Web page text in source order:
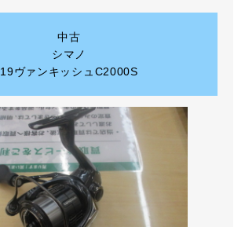
中古
シマノ
19ヴァンキッシュC2000S